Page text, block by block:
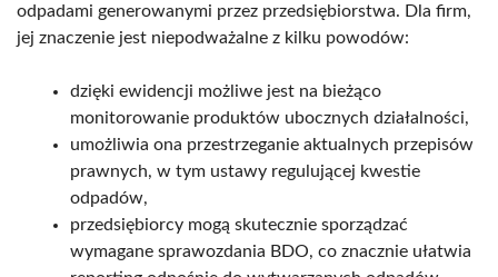
odpadami generowanymi przez przedsiębiorstwa. Dla firm,
jej znaczenie jest niepodważalne z kilku powodów:
dzięki ewidencji możliwe jest na bieżąco
monitorowanie produktów ubocznych działalności,
umożliwia ona przestrzeganie aktualnych przepisów
prawnych, w tym ustawy regulującej kwestie
odpadów,
przedsiębiorcy mogą skutecznie sporządzać
wymagane sprawozdania BDO, co znacznie ułatwia